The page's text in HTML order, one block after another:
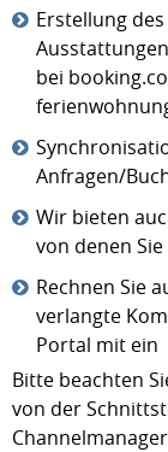
Erstellung des
bei
Anfragen/
Wir bieten
von denen
Rechnen Sie
verlangte
Portal mit ein
Bitte beachten
von der